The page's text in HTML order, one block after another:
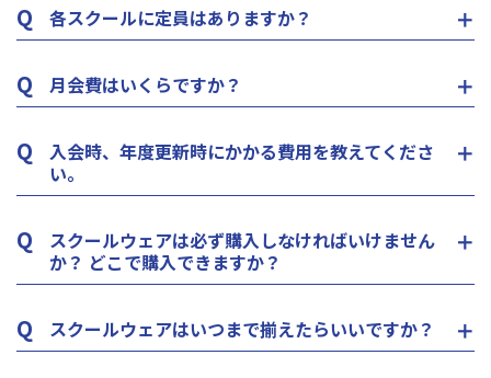
Q 各スクールに定員はありますか？
Q 月会費はいくらですか？
Q
入会時、年度更新時にかかる費用を教えてくださ
い。
Q
スクールウェアは必ず購入しなければいけません
か？ どこで購入できますか？
Q スクールウェアはいつまで揃えたらいいですか？